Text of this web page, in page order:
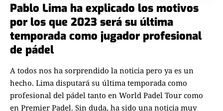
Pablo Lima ha explicado los motivos
por los que 2023 será su última
temporada como jugador profesional
de pádel
A todos nos ha sorprendido la noticia pero ya es un
hecho. Lima disputará su última temporada como
profesional del pádel tanto en World Padel Tour como
en Premier Padel. Sin duda, ha sido una noticia muy